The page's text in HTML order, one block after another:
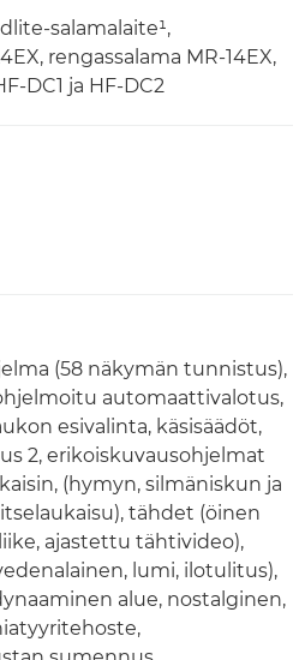
salamalaite¹,
rengassalama MR-14EX,
DC1 ja HF-DC2
(58 näkymän tunnistus),
automaattivalotus,
esivalinta, käsisäädöt,
2, erikoiskuvausohjelmat
(hymyn, silmäniskun ja
tähdet (öinen
ajastettu tähtivideo),
lumi, ilotulitus),
alue, nostalginen,